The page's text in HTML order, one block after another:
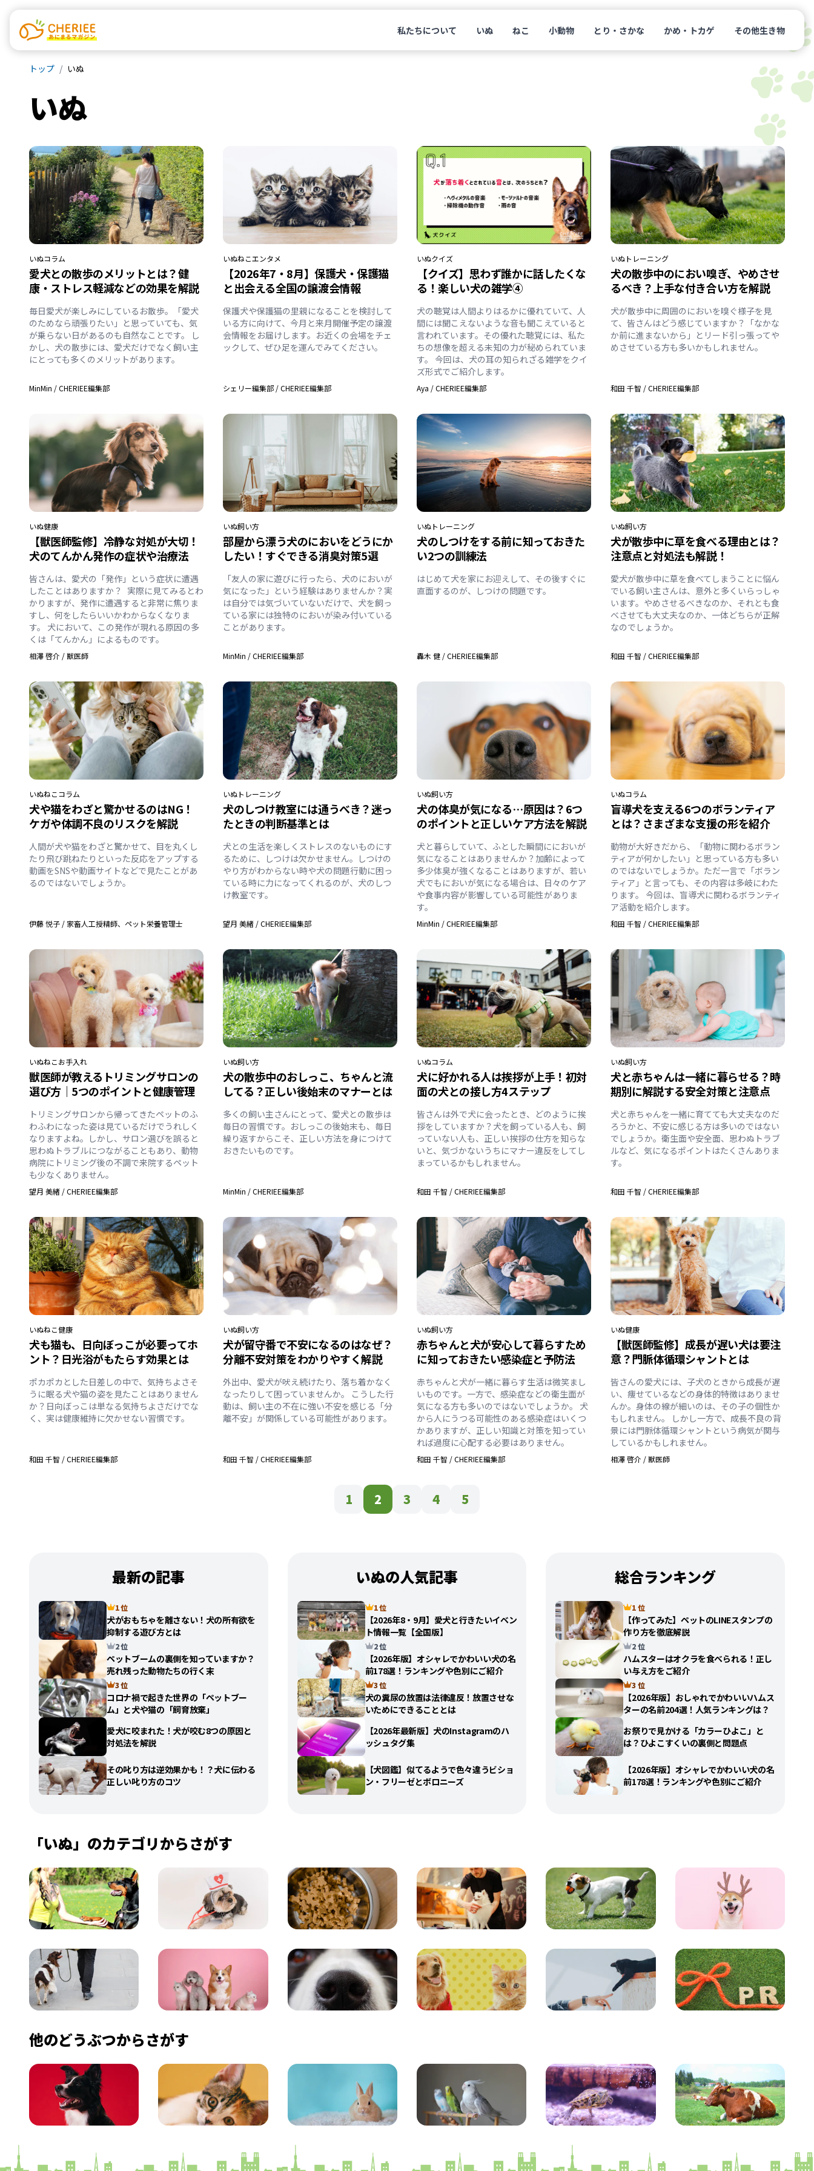
私たちについて いぬ ねこ 小動物 とり・さかな かめ・トカゲ その他生き物
トップ いぬ
いぬ
いぬコラム
愛犬との散歩のメリットとは？健
康・ストレス軽減などの効果を解説
毎日愛犬が楽しみにしているお散歩。「愛犬
のためなら頑張りたい」と思っていても、気
が乗らない日があるのも自然なことです。 し
かし、犬の散歩には、愛犬だけでなく飼い主
にとっても多くのメリットがあります。
MinMin /CHERIEE編集部
いぬねこエンタメ
【2026年7・8月】保護犬・保護猫
と出会える全国の譲渡会情報
保護犬や保護猫の里親になることを検討して
いる方に向けて、今月と来月開催予定の譲渡
会情報をお届けします。お近くの会場をチェ
ックして、ぜひ足を運んでみてください。
シェリー編集部 /CHERIEE編集部
いぬクイズ
【クイズ】思わず誰かに話したくな
る！楽しい犬の雑学④
犬の聴覚は人間よりはるかに優れていて、人
間には聞こえないような音も聞こえていると
言われています。その優れた聴覚には、私た
ちの想像を超える未知の力が秘められていま
す。 今回は、犬の耳の知られざる雑学をクイ
ズ形式でご紹介します。
Aya /CHERIEE編集部
いぬトレーニング
犬の散歩中のにおい嗅ぎ、やめさせ
るべき？上手な付き合い方を解説
犬が散歩中に周囲のにおいを嗅ぐ様子を見
て、皆さんはどう感じていますか？「なかな
か前に進まないから」とリード引っ張ってや
めさせている方も多いかもしれません。
和田 千智 /CHERIEE編集部
いぬ健康
【獣医師監修】冷静な対処が大切！
犬のてんかん発作の症状や治療法
皆さんは、愛犬の「発作」という症状に遭遇
したことはありますか？ 実際に見てみるとわ
かりますが、発作に遭遇すると非常に焦りま
すし、何をしたらいいかわからなくなりま
す。 犬において、この発作が現れる原因の多
くは「てんかん」によるものです。
相澤 啓介 /獣医師
いぬ飼い方
部屋から漂う犬のにおいをどうにか
したい！すぐできる消臭対策5選
「友人の家に遊びに行ったら、犬のにおいが
気になった」という経験はありませんか？実
は自分では気づいていないだけで、犬を飼っ
ている家には独特のにおいが染み付いている
ことがあります。
MinMin /CHERIEE編集部
いぬトレーニング
犬のしつけをする前に知っておきた
い2つの訓練法
はじめて犬を家にお迎えして、その後すぐに
直面するのが、しつけの問題です。
轟木 健 /CHERIEE編集部
いぬ飼い方
犬が散歩中に草を食べる理由とは？
注意点と対処法も解説！
愛犬が散歩中に草を食べてしまうことに悩ん
でいる飼い主さんは、意外と多くいらっしゃ
います。やめさせるべきなのか、それとも食
べさせても大丈夫なのか、一体どちらが正解
なのでしょうか。
和田 千智 /CHERIEE編集部
いぬねこコラム
犬や猫をわざと驚かせるのはNG！
ケガや体調不良のリスクを解説
人間が犬や猫をわざと驚かせて、目を丸くし
たり飛び跳ねたりといった反応をアップする
動画をSNSや動画サイトなどで見たことがあ
るのではないでしょうか。
伊藤 悦子 / 家畜人工授精師、ペット栄養管理士
いぬトレーニング
犬のしつけ教室には通うべき？迷っ
たときの判断基準とは
犬との生活を楽しくストレスのないものにす
るために、しつけは欠かせません。しつけの
やり方がわからない時や犬の問題行動に困っ
ている時に力になってくれるのが、犬のしつ
け教室です。
望月 美緒 /CHERIEE編集部
いぬ飼い方
犬の体臭が気になる…原因は？6つ
のポイントと正しいケア方法を解説
犬と暮らしていて、ふとした瞬間ににおいが
気になることはありませんか？加齢によって
多少体臭が強くなることはありますが、若い
犬でもにおいが気になる場合は、日々のケア
や食事内容が影響している可能性がありま
す。
MinMin /CHERIEE編集部
いぬコラム
盲導犬を支える6つのボランティア
とは？さまざまな支援の形を紹介
動物が大好きだから、「動物に関わるボラン
ティアが何かしたい」と思っている方も多い
のではないでしょうか。ただ一言で「ボラン
ティア」と言っても、その内容は多岐にわた
ります。 今回は、盲導犬に関わるボランティ
ア活動を紹介します。
和田 千智 /CHERIEE編集部
いぬねこお手入れ
獣医師が教えるトリミングサロンの
選び方｜5つのポイントと健康管理
トリミングサロンから帰ってきたペットのふ
わふわになった姿は見ているだけでうれしく
なりますよね。しかし、サロン選びを誤ると
思わぬトラブルにつながることもあり、動物
病院にトリミング後の不調で来院するペット
も少なくありません。
望月 美緒 /CHERIEE編集部
いぬ飼い方
犬の散歩中のおしっこ、ちゃんと流
してる？正しい後始末のマナーとは
多くの飼い主さんにとって、愛犬との散歩は
毎日の習慣です。おしっこの後始末も、毎日
繰り返すからこそ、正しい方法を身につけて
おきたいものです。
MinMin /CHERIEE編集部
いぬコラム
犬に好かれる人は挨拶が上手！初対
面の犬との接し方4ステップ
皆さんは外で犬に会ったとき、どのように挨
拶をしていますか？犬を飼っている人も、飼
っていない人も、正しい挨拶の仕方を知らな
いと、気づかないうちにマナー違反をしてし
まっているかもしれません。
和田 千智 /CHERIEE編集部
いぬ飼い方
犬と赤ちゃんは一緒に暮らせる？時
期別に解説する安全対策と注意点
犬と赤ちゃんを一緒に育てても大丈夫なのだ
ろうかと、不安に感じる方は多いのではない
でしょうか。衛生面や安全面、思わぬトラブ
ルなど、気になるポイントはたくさんありま
す。
和田 千智 /CHERIEE編集部
いぬねこ健康
犬も猫も、日向ぼっこが必要ってホ
ント？日光浴がもたらす効果とは
ポカポカとした日差しの中で、気持ちよさそ
うに眠る犬や猫の姿を見たことはありません
か？日向ぼっこは単なる気持ちよさだけでな
く、実は健康維持に欠かせない習慣です。
和田 千智 /CHERIEE編集部
いぬ飼い方
犬が留守番で不安になるのはなぜ？
分離不安対策をわかりやすく解説
外出中、愛犬が吠え続けたり、落ち着かなく
なったりして困っていませんか。 こうした行
動は、飼い主の不在に強い不安を感じる「分
離不安」が関係している可能性があります。
和田 千智 /CHERIEE編集部
いぬ飼い方
赤ちゃんと犬が安心して暮らすため
に知っておきたい感染症と予防法
赤ちゃんと犬が一緒に暮らす生活は微笑まし
いものです。一方で、感染症などの衛生面が
気になる方も多いのではないでしょうか。 犬
から人にうつる可能性のある感染症はいくつ
かありますが、正しい知識と対策を知ってい
れば過度に心配する必要はありません。
和田 千智 /CHERIEE編集部
いぬ健康
【獣医師監修】成長が遅い犬は要注
意？門脈体循環シャントとは
皆さんの愛犬には、子犬のときから成長が遅
い、痩せているなどの身体的特徴はありませ
んか。身体の線が細いのは、その子の個性か
もしれません。 しかし一方で、成長不良の背
景には門脈体循環シャントという病気が関与
しているかもしれません。
相澤 啓介 /獣医師
1 2 3 4 5
最新の記事
1 位
犬がおもちゃを離さない！犬の所有欲を
抑制する遊び方とは
2 位
ペットブームの裏側を知っていますか？
売れ残った動物たちの行く末
3 位
コロナ禍で起きた世界の「ペットブー
ム」と犬や猫の「飼育放棄」
愛犬に咬まれた！犬が咬む8つの原因と
対処法を解説
その叱り方は逆効果かも！？犬に伝わる
正しい叱り方のコツ
いぬの人気記事
1 位
【2026年8・9月】愛犬と行きたいイベン
ト情報一覧【全国版】
2 位
【2026年版】オシャレでかわいい犬の名
前178選！ランキングや色別にご紹介
3 位
犬の糞尿の放置は法律違反！放置させな
いためにできることとは
【2026年最新版】犬のInstagramのハ
ッシュタグ集
【犬図鑑】似てるようで色々違うビショ
ン・フリーゼとボロニーズ
総合ランキング
1 位
【作ってみた】ペットのLINEスタンプの
作り方を徹底解説
2 位
ハムスターはオクラを食べられる！正し
い与え方をご紹介
3 位
【2026年版】おしゃれでかわいいハムス
ターの名前204選！人気ランキングは？
お祭りで見かける「カラーひよこ」と
は？ひよこすくいの裏側と問題点
【2026年版】オシャレでかわいい犬の名
前178選！ランキングや色別にご紹介
「いぬ」のカテゴリからさがす
他のどうぶつからさがす